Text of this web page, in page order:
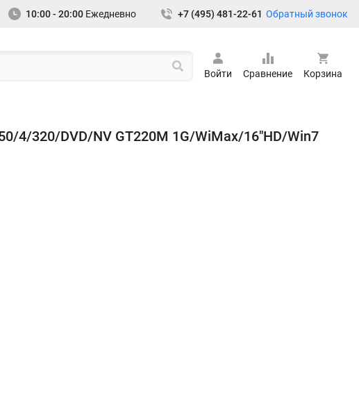
10:00 - 20:00 Ежедневно +7 (495) 481-22-61 Обратный звонок
Войти Сравнение Корзина
4/320/DVD/NV GT220M 1G/WiMax/16"HD/Win7